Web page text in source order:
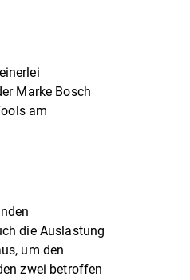
Marke Bosch
am
die Auslastung
um den
zwei betroffen